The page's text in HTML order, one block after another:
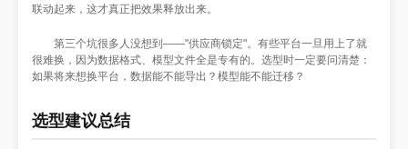
联动起来，这才真正把效果释放出来。
第三个坑很多人没想到——"供应商锁定"。有些平台一旦用上了就
很难换，因为数据格式、模型文件全是专有的。选型时一定要问清楚：
如果将来想换平台，数据能不能导出？模型能不能迁移？
选型建议总结